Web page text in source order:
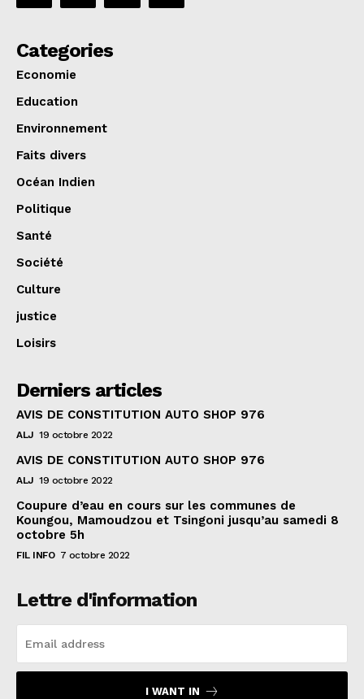
Categories
Economie
Education
Environnement
Faits divers
Océan Indien
Politique
Santé
Société
Culture
justice
Loisirs
Derniers articles
AVIS DE CONSTITUTION AUTO SHOP 976
ALJ 19 octobre 2022
AVIS DE CONSTITUTION AUTO SHOP 976
ALJ 19 octobre 2022
Coupure d’eau en cours sur les communes de
Koungou, Mamoudzou et Tsingoni jusqu’au samedi 8
octobre 5h
FIL INFO 7 octobre 2022
Lettre d'information
I WANT IN